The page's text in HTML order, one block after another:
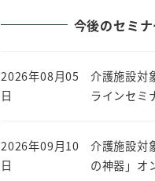
今後のセミ
2026年08月05
日
介護施設対
ラインセミ
2026年09月10
日
介護施設対
の神器」オ